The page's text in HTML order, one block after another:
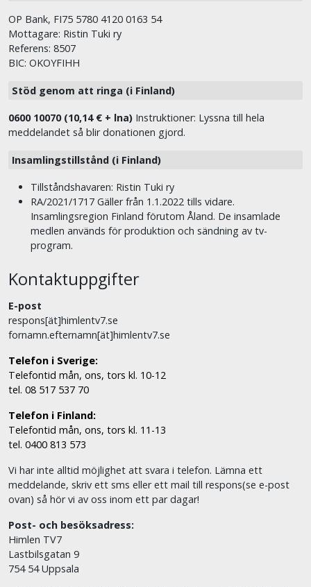
OP Bank, FI75 5780 4120 0163 54
Mottagare: Ristin Tuki ry
Referens: 8507
BIC: OKOYFIHH
Stöd genom att ringa (i Finland)
0600 10070 (10,14 € + lna) Instruktioner: Lyssna till hela
meddelandet så blir donationen gjord.
Insamlingstillstånd (i Finland)
Tillståndshavaren: Ristin Tuki ry
RA/2021/1717 Gäller från 1.1.2022 tills vidare.
Insamlingsregion Finland förutom Åland. De insamlade
medlen används för produktion och sändning av tv-
program.
Kontaktuppgifter
E-post
respons[ät]himlentv7.se
fornamn.efternamn[ät]himlentv7.se
Telefon i Sverige:
Telefontid mån, ons, tors kl. 10-12
tel. 08 517 537 70
Telefon i Finland:
Telefontid mån, ons, tors kl. 11-13
tel. 0400 813 573
Vi har inte alltid möjlighet att svara i telefon. Lämna ett
meddelande, skriv ett sms eller ett mail till respons(se e-post
ovan) så hör vi av oss inom ett par dagar!
Post- och besöksadress:
Himlen TV7
Lastbilsgatan 9
754 54 Uppsala